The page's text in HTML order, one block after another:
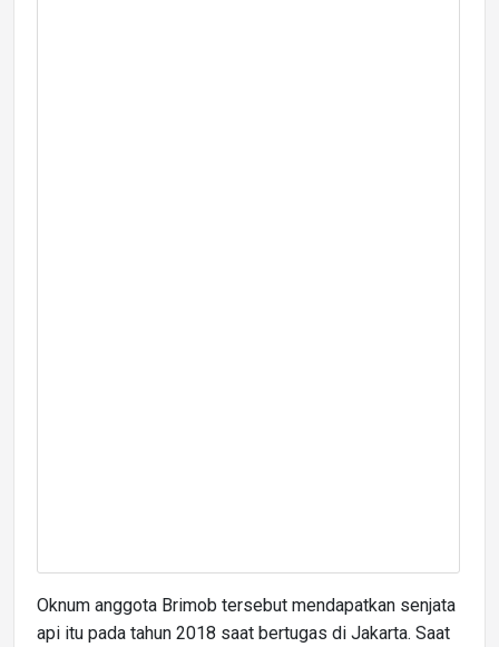
Oknum anggota Brimob tersebut mendapatkan senjata
api itu pada tahun 2018 saat bertugas di Jakarta. Saat